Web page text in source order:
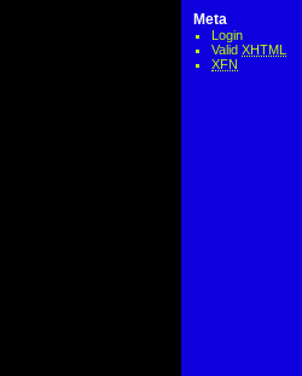
Meta
Login
Valid XHTML
XFN